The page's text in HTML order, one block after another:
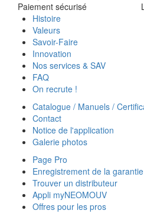
Paiement sécurisé
Histoire
Valeurs
Savoir-Faire
Innovation
Nos services & SAV
FAQ
On recrute !
Catalogue / Manuels /
Contact
Notice de l'application
Galerie photos
Page Pro
Enregistrement de la garantie
Trouver un distributeur
Appli myNEOMOUV
Offres pour les pros